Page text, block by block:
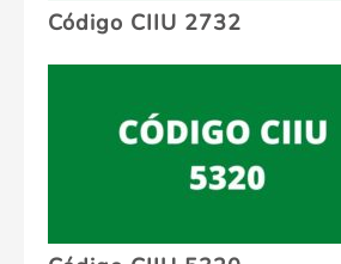
Código CIIU 2732